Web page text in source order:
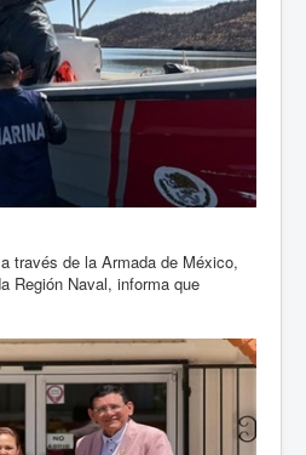
través de la Armada de México,
Región Naval, informa que